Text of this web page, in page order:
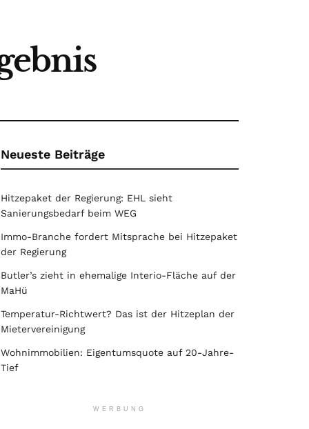
Neueste Beiträge
Hitzepaket der Regierung: EHL sieht
Sanierungsbedarf beim WEG
Immo-Branche fordert Mitsprache bei Hitzepaket
der Regierung
Butler’s zieht in ehemalige Interio-Fläche auf der
MaHü
Temperatur-Richtwert? Das ist der Hitzeplan der
Mietervereinigung
Wohnimmobilien: Eigentumsquote auf 20-Jahre-
Tief
WERBUNG